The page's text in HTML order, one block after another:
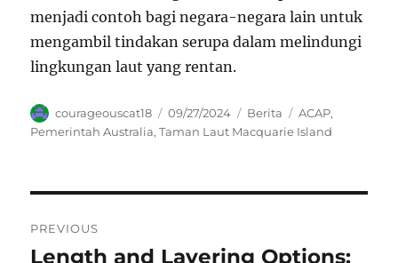
menjadi contoh bagi negara-negara lain untuk
mengambil tindakan serupa dalam melindungi
lingkungan laut yang rentan.
Author
courageouscat18
Posted
on
09/27/2024 Categories
Berita Tags
ACAP,
Pemerintah Australia,Taman Laut Macquarie Island
pos
PREVIOUS
Previous
Length and Layering Options: